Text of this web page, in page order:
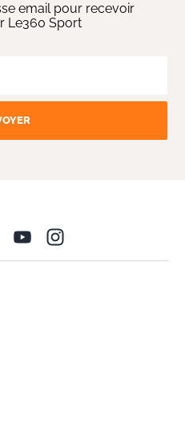
email pour recevoir
Le360 Sport